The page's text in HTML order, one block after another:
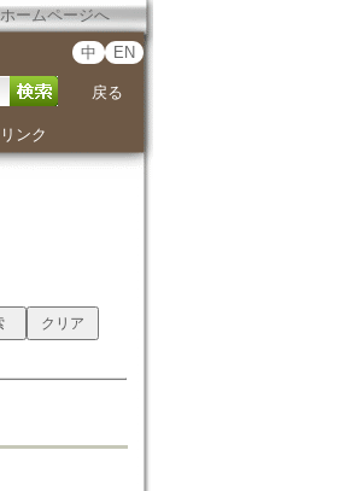
ホームページへ
中 EN
戻る
リンク